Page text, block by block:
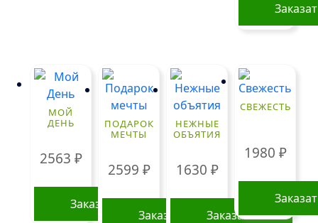
МОЙ
ДЕНЬ
2563 ₽
Заказать
ПОДАРОК
МЕЧТЫ
2599 ₽
Заказать
НЕЖНЫЕ
ОБЪЯТИЯ
1630 ₽
Заказать
СВЕЖЕСТЬ
1980 ₽